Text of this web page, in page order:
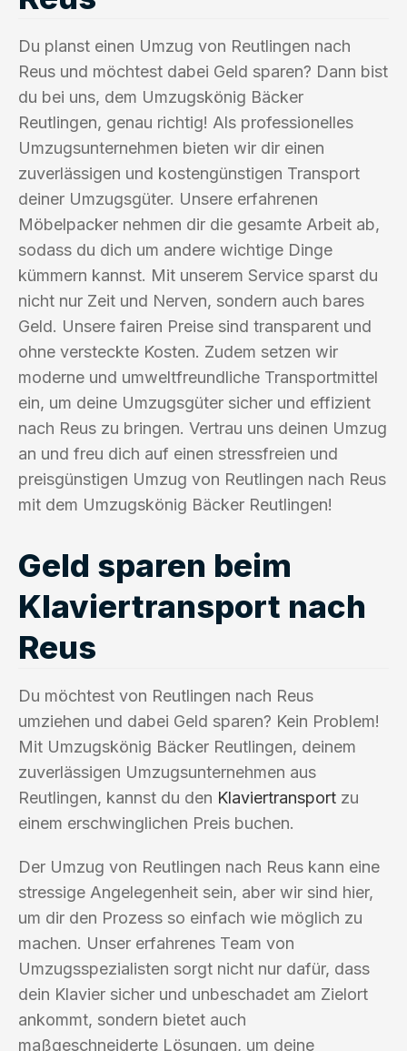
Du planst einen Umzug von Reutlingen nach
Reus und möchtest dabei Geld sparen? Dann bist
du bei uns, dem Umzugskönig Bäcker
Reutlingen, genau richtig! Als professionelles
Umzugsunternehmen bieten wir dir einen
zuverlässigen und kostengünstigen Transport
deiner Umzugsgüter. Unsere erfahrenen
Möbelpacker nehmen dir die gesamte Arbeit ab,
sodass du dich um andere wichtige Dinge
kümmern kannst. Mit unserem Service sparst du
nicht nur Zeit und Nerven, sondern auch bares
Geld. Unsere fairen Preise sind transparent und
ohne versteckte Kosten. Zudem setzen wir
moderne und umweltfreundliche Transportmittel
ein, um deine Umzugsgüter sicher und effizient
nach Reus zu bringen. Vertrau uns deinen Umzug
an und freu dich auf einen stressfreien und
preisgünstigen Umzug von Reutlingen nach Reus
mit dem Umzugskönig Bäcker Reutlingen!
Geld sparen beim
Klaviertransport nach
Reus
Du möchtest von Reutlingen nach Reus
umziehen und dabei Geld sparen? Kein Problem!
Mit Umzugskönig Bäcker Reutlingen, deinem
zuverlässigen Umzugsunternehmen aus
Reutlingen, kannst du den Klaviertransport zu
einem erschwinglichen Preis buchen.
Der Umzug von Reutlingen nach Reus kann eine
stressige Angelegenheit sein, aber wir sind hier,
um dir den Prozess so einfach wie möglich zu
machen. Unser erfahrenes Team von
Umzugsspezialisten sorgt nicht nur dafür, dass
dein Klavier sicher und unbeschadet am Zielort
ankommt, sondern bietet auch
maßgeschneiderte Lösungen, um deine